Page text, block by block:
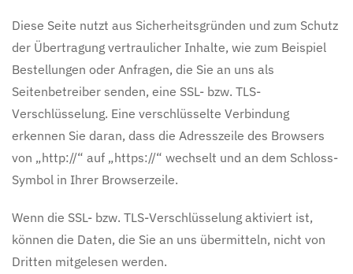
Diese Seite nutzt aus Sicherheitsgründen und zum Schutz
der Übertragung vertraulicher Inhalte, wie zum Beispiel
Bestellungen oder Anfragen, die Sie an uns als
Seitenbetreiber senden, eine SSL- bzw. TLS-
Verschlüsselung. Eine verschlüsselte Verbindung
erkennen Sie daran, dass die Adresszeile des Browsers
von „http://“ auf „https://“ wechselt und an dem Schloss-
Symbol in Ihrer Browserzeile.
Wenn die SSL- bzw. TLS-Verschlüsselung aktiviert ist,
können die Daten, die Sie an uns übermitteln, nicht von
Dritten mitgelesen werden.